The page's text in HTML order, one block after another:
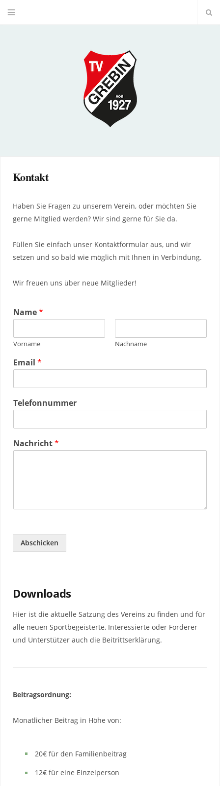
Kontakt
Haben Sie Fragen zu unserem Verein, oder möchten Sie
gerne Mitglied werden? Wir sind gerne für Sie da.
Füllen Sie einfach unser Kontaktformular aus, und wir
setzen und so bald wie möglich mit Ihnen in Verbindung.
Wir freuen uns über neue Mitglieder!
Name*
Vorname Nachname
Email *
Telefonnummer
Nachricht*
Abschicken
Downloads
Hier ist die aktuelle Satzung des Vereins zu finden und für
alle neuen Sportbegeisterte, Interessierte oder Förderer
und Unterstützer auch die Beitrittserklärung.
Beitragsordnung:
Monatlicher Beitrag in Höhe von:
20€ für den Familienbeitrag
12€ für eine Einzelperson